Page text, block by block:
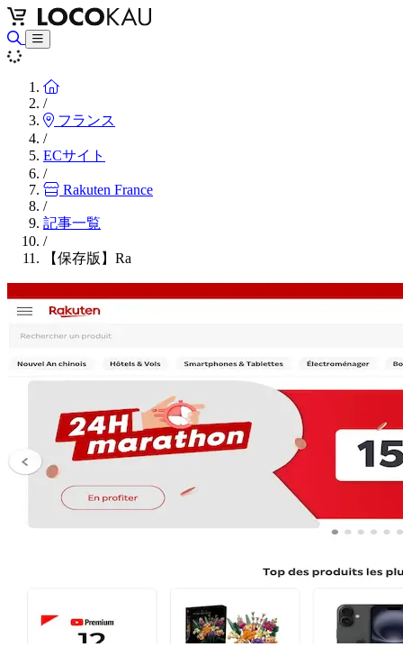
Home
/
フランス
/
ECサイト
/
Rakuten France
/
記事一覧
/
【保存版】Ra